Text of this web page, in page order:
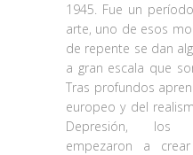
1945. Fue un
arte, uno de esos
de repente se dan
a gran escala que
Tras profundos
europeo y del
Depresión, los
empezaron a